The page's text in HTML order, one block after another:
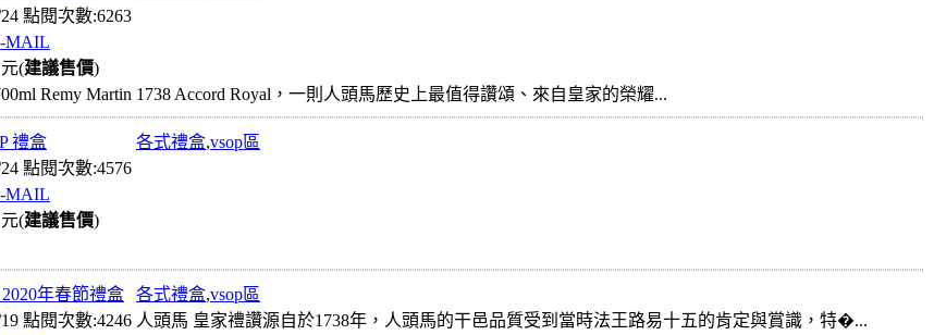
點閱次數:6263
MAIL
(建議售價)
Remy Martin 1738 Accord Royal，一則人頭馬歷史上最值得讚頌、來自皇家的榮耀...
禮盒
點閱次數:4576
MAIL
(建議售價)
各式禮盒,vsop區
年春節禮盒
點閱次數:4246
各式禮盒,vsop區
人頭馬 皇家禮讚源自於1738年，人頭馬的干邑品質受到當時法王路易十五的肯定與賞識，特�...